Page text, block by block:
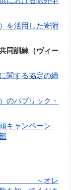
を活用した寄附
同訓練（ヴィー
関する協定の締
のパブリック・
キャンペーン
！ ～オレ